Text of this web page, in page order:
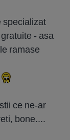
specializat
- asa
ramase
ce ne-ar
bone....